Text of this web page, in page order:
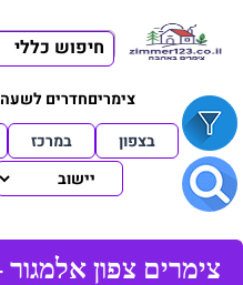
חיפוש כללי
צימריםחדרים לשעה
בצפון במרכז
צימרים צפון אלמגור